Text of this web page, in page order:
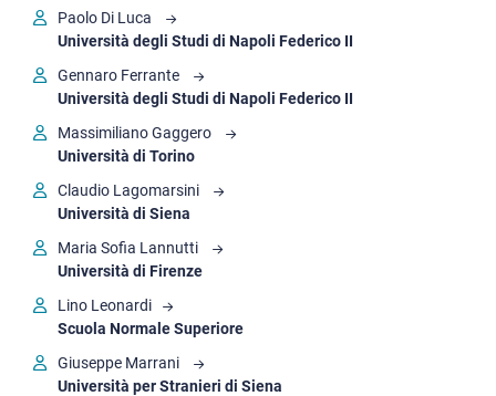
Paolo Di Luca
Università degli Studi di Napoli Federico II
Gennaro Ferrante
Università degli Studi di Napoli Federico II
Massimiliano Gaggero
Università di Torino
Claudio Lagomarsini
Università di Siena
Maria Sofia Lannutti
Università di Firenze
Lino Leonardi
Scuola Normale Superiore
Giuseppe Marrani
Università per Stranieri di Siena